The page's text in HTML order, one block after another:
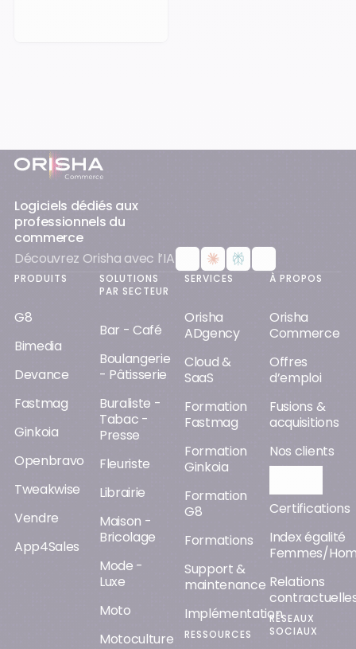
Pied-de-page
Logiciels dédiés aux
professionnels du
commerce
Découvrez Orisha avec l’IA
PRODUITS
G8
Bimedia
Devance
Fastmag
Ginkoia
Openbravo
Tweakwise
Vendre
App4Sales
SOLUTIONS
PAR SECTEUR
Bar - Café
Boulangerie
- Pâtisserie
Buraliste -
Tabac -
Presse
Fleuriste
Librairie
Maison -
Bricolage
Mode -
Luxe
Moto
Motoculture
SERVICES
Orisha
ADgency
Cloud &
SaaS
Formation
Fastmag
Formation
Ginkoia
Formation
G8
Formations
Support &
maintenance
Implémentation
RESSOURCES
À PROPOS
Orisha
Commerce
Offres
d’emploi
Fusions &
acquisitions
Nos clients
Certifications
Index égalité
Femmes/
Relations
RÉSEAUX
SOCIAUX